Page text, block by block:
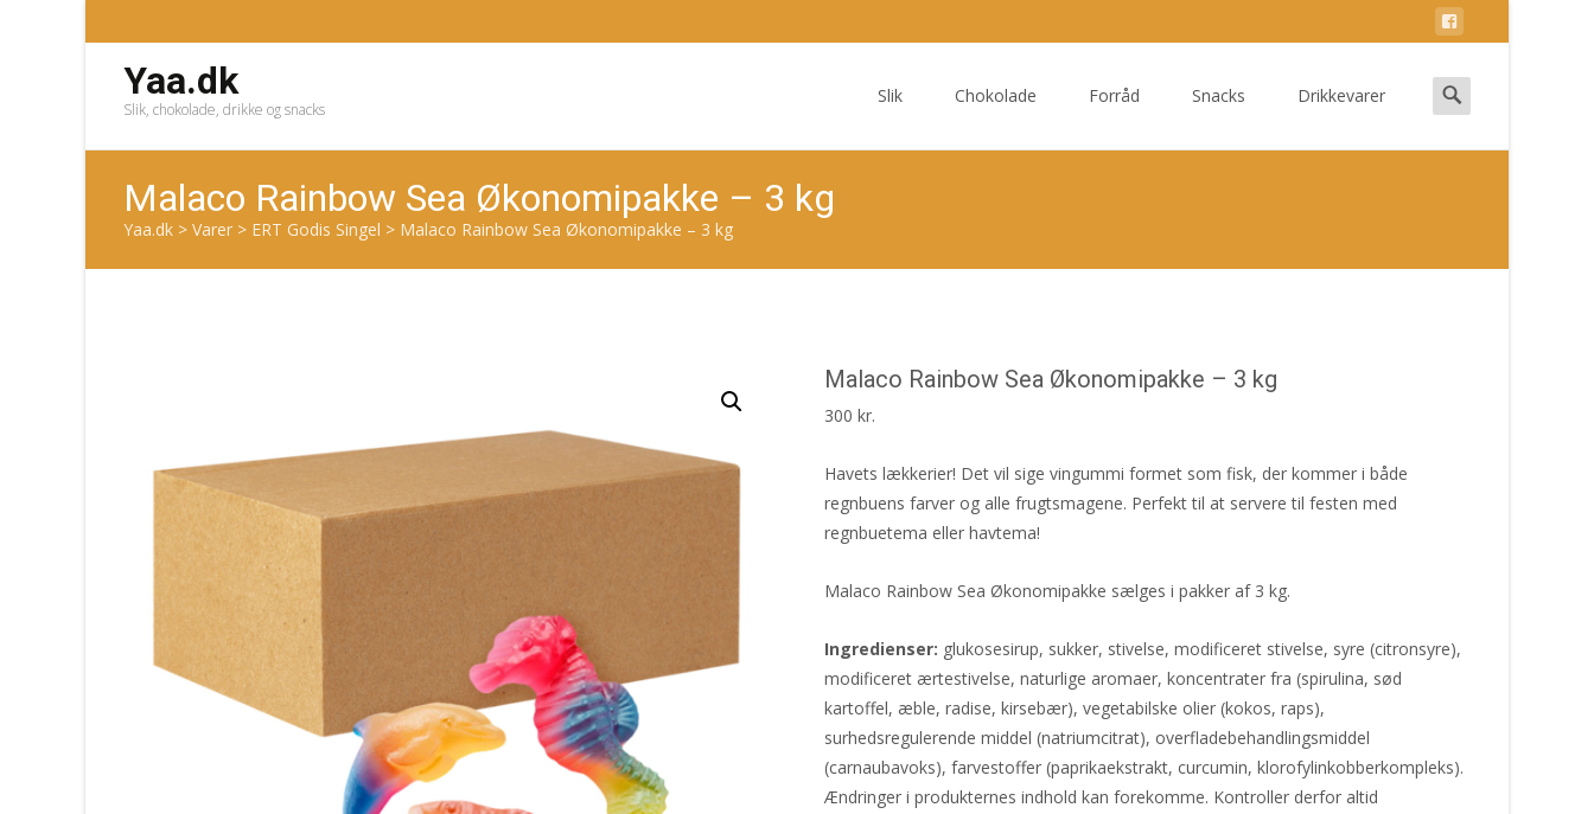
Yaa.dk
Slik, chokolade, drikke og snacks
Slik Chokolade Forråd Snacks Drikkevarer
Search
for:
Malaco Rainbow Sea Økonomipakke – 3 kg
Yaa.dk > Varer > ERT Godis Singel > Malaco Rainbow Sea Økonomipakke – 3 kg
Malaco Rainbow Sea Økonomipakke – 3 kg
300 kr.
Havets lækkerier! Det vil sige vingummi formet som fisk, der kommer i både
regnbuens farver og alle frugtsmagene. Perfekt til at servere til festen med
regnbuetema eller havtema!
Malaco Rainbow Sea Økonomipakke sælges i pakker af 3 kg.
Ingredienser: glukosesirup, sukker, stivelse, modificeret stivelse, syre (citronsyre),
modificeret ærtestivelse, naturlige aromaer, koncentrater fra (spirulina, sød
kartoffel, æble, radise, kirsebær), vegetabilske olier (kokos, raps),
surhedsregulerende middel (natriumcitrat), overfladebehandlingsmiddel
(carnaubavoks), farvestoffer (paprikaekstrakt, curcumin, klorofylinkobberkompleks).
Ændringer i produkternes indhold kan forekomme. Kontroller derfor altid